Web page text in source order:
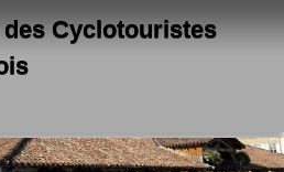
Cyclotouristes